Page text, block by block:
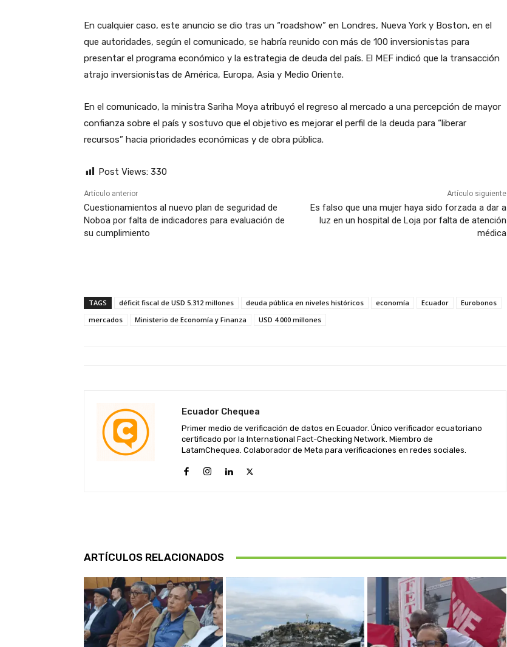
En cualquier caso, este anuncio se dio tras un “roadshow” en Londres, Nueva York y Boston, en el
que autoridades, según el comunicado, se habría reunido con más de 100 inversionistas para
presentar el programa económico y la estrategia de deuda del país. El MEF indicó que la transacción
atrajo inversionistas de América, Europa, Asia y Medio Oriente.
En el comunicado, la ministra Sariha Moya atribuyó el regreso al mercado a una percepción de mayor
confianza sobre el país y sostuvo que el objetivo es mejorar el perfil de la deuda para “liberar
recursos” hacia prioridades económicas y de obra pública.
Post Views: 330
Artículo anterior
Cuestionamientos al nuevo plan de seguridad de
Noboa por falta de indicadores para evaluación de
su cumplimiento
Artículo siguiente
Es falso que una mujer haya sido forzada a dar a
luz en un hospital de Loja por falta de atención
médica
TAGS déficit fiscal de USD 5.312 millones deuda pública en niveles históricos economía Ecuador
Eurobonos
mercados
Ministerio de Economía y Finanza USD 4.000 millones
Ecuador Chequea
Primer medio de verificación de datos en Ecuador. Único verificador ecuatoriano
certificado por la International Fact-Checking Network. Miembro de
LatamChequea. Colaborador de Meta para verificaciones en redes sociales.
ARTÍCULOS RELACIONADOS